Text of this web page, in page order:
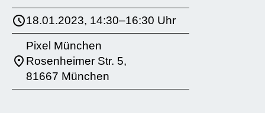
18.01.2023, 14:30–16:30 Uhr
Pixel München
Rosenheimer Str. 5,
81667 München